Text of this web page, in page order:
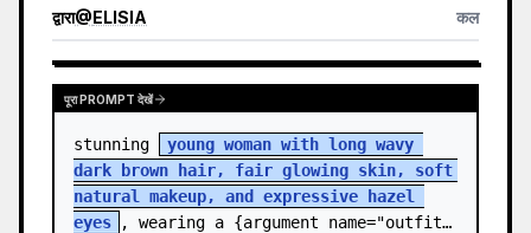
द्वारा@ELISIA कल
पूरा PROMPT देखें
stunning
young woman with long wavy
dark brown hair, fair glowing skin, soft
natural makeup, and expressive hazel
eyes
, wearing a {argument name="outfit"